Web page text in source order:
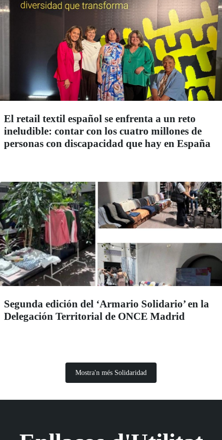
El retail textil español se enfrenta a un reto
ineludible: contar con los cuatro millones de
personas con discapacidad que hay en España
Segunda edición del ‘Armario Solidario’ en la
Delegación Territorial de ONCE Madrid
Mostra'n més Solidaridad